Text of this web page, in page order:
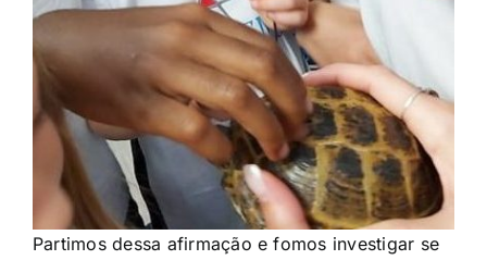
Partimos dessa afirmação e fomos investigar se